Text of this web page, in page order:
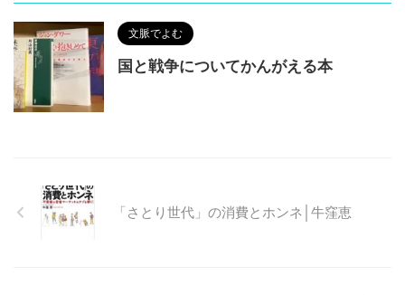
文脈でよむ
国と戦争についてかんがえる本
「さとり世代」の消費とホンネ│牛窪恵